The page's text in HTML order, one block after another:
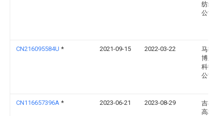
纺织
公司
CN216095584U * 2021-09-15 2022-03-22
马鞍
博新
科技
公司
CN116657396A * 2023-06-21 2023-08-29
吉祥
高科